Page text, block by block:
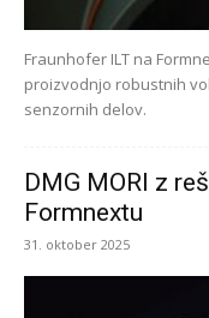
Fraunhofer ILT na
proizvodnjo robustnih
senzornih delov.
DMG MORI z
Formnextu
31. oktober 2025